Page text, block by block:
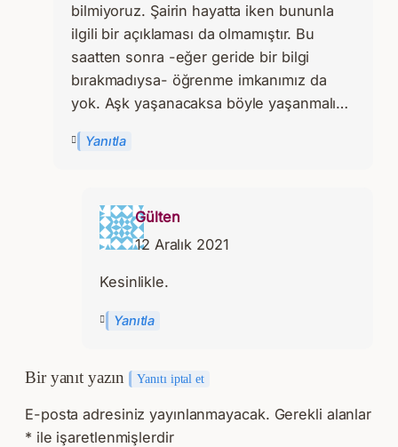
bilmiyoruz. Şairin hayatta iken bununla
ilgili bir açıklaması da olmamıştır. Bu
saatten sonra -eğer geride bir bilgi
bırakmadıysa- öğrenme imkanımız da
yok. Aşk yaşanacaksa böyle yaşanmalı…
Yanıtla
Gülten
12 Aralık 2021
Kesinlikle.
Yanıtla
Bir yanıt yazın Yanıtı iptal et
E-posta adresiniz yayınlanmayacak. Gerekli alanlar
* ile işaretlenmişlerdir